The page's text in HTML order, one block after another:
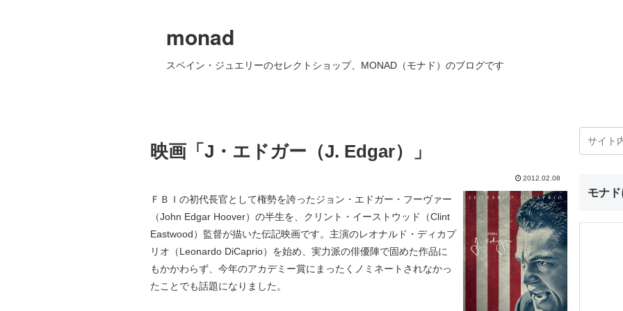
monad
スペイン・ジュエリーのセレクトショップ、MONAD（モナド）のブログです
映画「J・エドガー（J. Edgar）」
2012.02.08
ＦＢＩの初代長官として権勢を誇ったジョン・エドガー・フーヴァー
（John Edgar Hoover）の半生を、クリント・イーストウッド（Clint
Eastwood）監督が描いた伝記映画です。主演のレオナルド・ディカプ
リオ（Leonardo DiCaprio）を始め、実力派の俳優陣で固めた作品に
もかかわらず、今年のアカデミー賞にまったくノミネートされなかっ
たことでも話題になりました。
モナ